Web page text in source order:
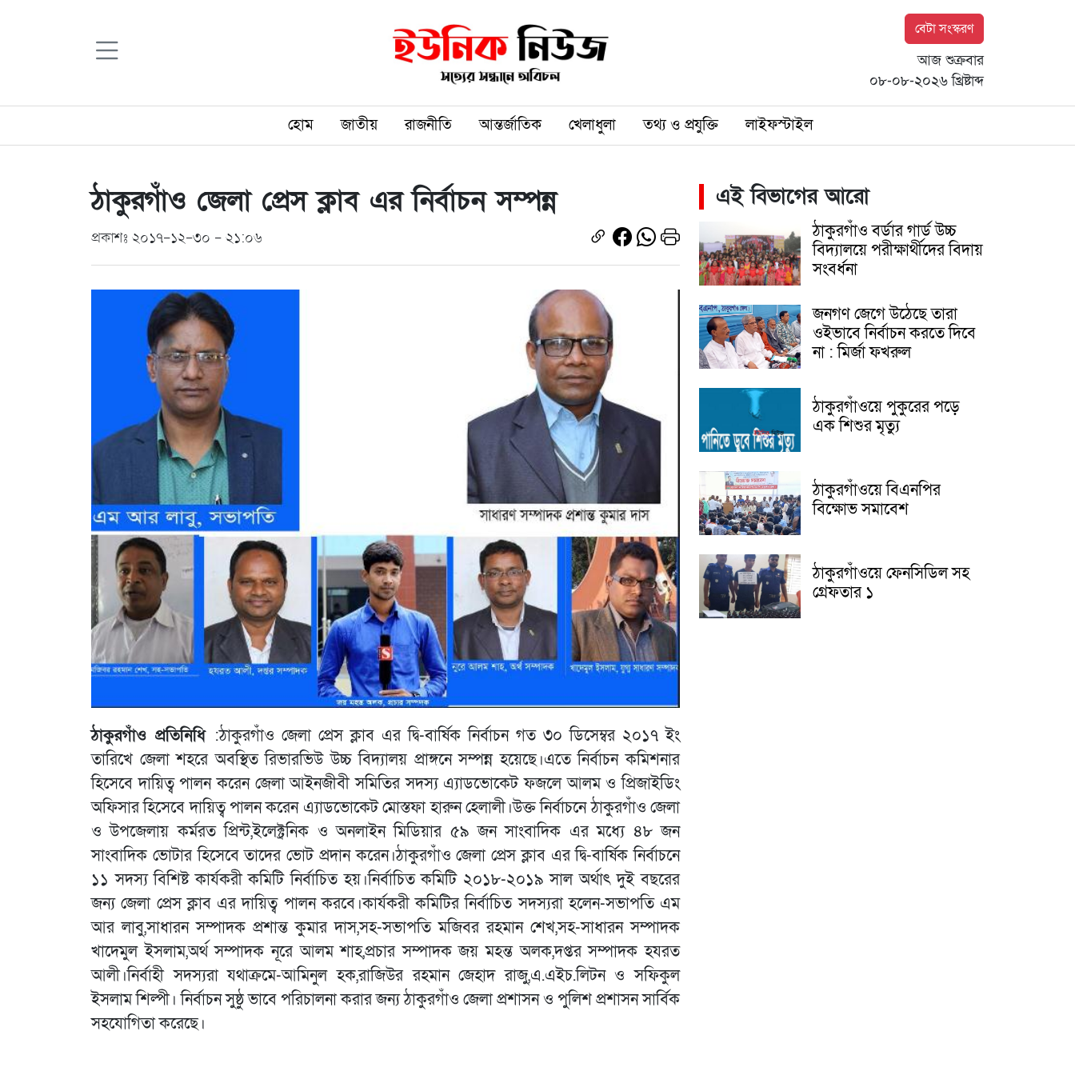
বেটা সংস্করণ
আজ শুক্রবার
০৮-০৮-২০২৬ খ্রিষ্টাব্দ
হোম জাতীয় রাজনীতি আন্তর্জাতিক খেলাধুলা তথ্য ও প্রযুক্তি লাইফস্টাইল
ঠাকুরগাঁও জেলা প্রেস ক্লাব এর নির্বাচন সম্পন্ন
প্রকাশঃ ২০১৭-১২-৩০ - ২১:০৬
ঠাকুরগাঁও প্রতিনিধি :ঠাকুরগাঁও জেলা প্রেস ক্লাব এর দ্বি-বার্ষিক নির্বাচন গত ৩০ ডিসেম্বর ২০১৭ ইং
তারিখে জেলা শহরে অবস্থিত রিভারভিউ উচ্চ বিদ্যালয় প্রাঙ্গনে সম্পন্ন হয়েছে।এতে নির্বাচন কমিশনার
হিসেবে দায়িত্ব পালন করেন জেলা আইনজীবী সমিতির সদস্য এ্যাডভোকেট ফজলে আলম ও প্রিজাইডিং
অফিসার হিসেবে দায়িত্ব পালন করেন এ্যাডভোকেট মোস্তফা হারুন হেলালী।উক্ত নির্বাচনে ঠাকুরগাঁও জেলা
ও উপজেলায় কর্মরত প্রিন্ট,ইলেক্ট্রনিক ও অনলাইন মিডিয়ার ৫৯ জন সাংবাদিক এর মধ্যে ৪৮ জন
সাংবাদিক ভোটার হিসেবে তাদের ভোট প্রদান করেন।ঠাকুরগাঁও জেলা প্রেস ক্লাব এর দ্বি-বার্ষিক নির্বাচনে
১১ সদস্য বিশিষ্ট কার্যকরী কমিটি নির্বাচিত হয়।নির্বাচিত কমিটি ২০১৮-২০১৯ সাল অর্থাৎ দুই বছরের
জন্য জেলা প্রেস ক্লাব এর দায়িত্ব পালন করবে।কার্যকরী কমিটির নির্বাচিত সদস্যরা হলেন-সভাপতি এম
আর লাবু,সাধারন সম্পাদক প্রশান্ত কুমার দাস,সহ-সভাপতি মজিবর রহমান শেখ,সহ-সাধারন সম্পাদক
খাদেমুল ইসলাম,অর্থ সম্পাদক নূরে আলম শাহ,প্রচার সম্পাদক জয় মহন্ত অলক,দপ্তর সম্পাদক হযরত
আলী।নির্বাহী সদস্যরা যথাক্রমে-আমিনুল হক,রাজিউর রহমান জেহাদ রাজু,এ.এইচ.লিটন ও সফিকুল
ইসলাম শিল্পী। নির্বাচন সুষ্ঠু ভাবে পরিচালনা করার জন্য ঠাকুরগাঁও জেলা প্রশাসন ও পুলিশ প্রশাসন সার্বিক
সহযোগিতা করেছে।
এই বিভাগের আরো
ঠাকুরগাঁও বর্ডার গার্ড উচ্চ
বিদ্যালয়ে পরীক্ষার্থীদের বিদায়
সংবর্ধনা
জনগণ জেগে উঠেছে তারা
ওইভাবে নির্বাচন করতে দিবে
না : মির্জা ফখরুল
ঠাকুরগাঁওয়ে পুকুরের পড়ে
এক শিশুর মৃত্যু
ঠাকুরগাঁওয়ে বিএনপির
বিক্ষোভ সমাবেশ
ঠাকুরগাঁওয়ে ফেনসিডিল সহ
গ্রেফতার ১